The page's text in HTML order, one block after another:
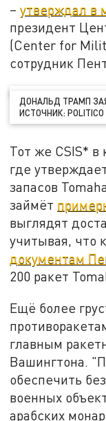
–утверждал в
президент
(Center for
сотрудник
ДОНАЛЬД ТРАМП
ИСТОЧНИК: POLITICO
Тот же CSIS* в
где
запасов
займёт
выглядят
учитывая, что
документам
200 ракет
Ещё более
главным
Вашингтона.
обеспечить
военных
арабских